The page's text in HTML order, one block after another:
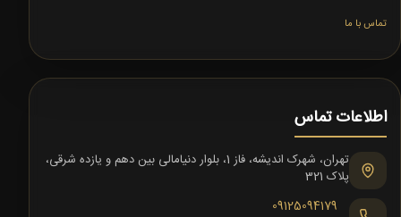
تماس با ما
اطلاعات تماس
تهران، شهرک اندیشه، فاز 1، بلوار دنیامالی بین دهم و یازده شرقی،
پلاک 321
09125094179